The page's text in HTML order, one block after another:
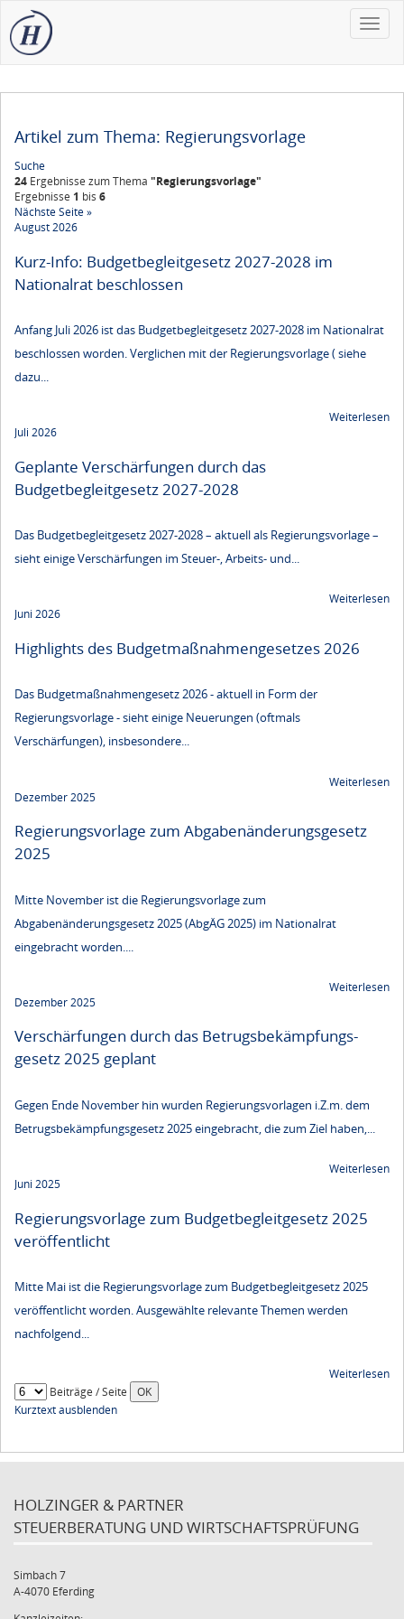
Toggle
Artikel zum Thema: Regierungsvorlage
Suche
24 Ergebnisse zum Thema "Regierungsvorlage"
Ergebnisse 1 bis 6
Nächste Seite »
August 2026
Kurz-Info: Budgetbegleitgesetz 2027-2028 im
Nationalrat beschlossen
Anfang Juli 2026 ist das Budgetbegleitgesetz 2027-2028 im Nationalrat
beschlossen worden. Verglichen mit der Regierungsvorlage ( siehe
dazu...
Weiterlesen
Juli 2026
Geplante Verschärfungen durch das
Budgetbegleitgesetz 2027-2028
Das Budgetbegleitgesetz 2027-2028 – aktuell als Regierungsvorlage –
sieht einige Verschärfungen im Steuer-, Arbeits- und...
Weiterlesen
Juni 2026
Highlights des Budgetmaßnahmen​­gesetzes 2026
Das Budgetmaßnahmengesetz 2026 - aktuell in Form der
Regierungsvorlage - sieht einige Neuerungen (oftmals
Verschärfungen), insbesondere...
Weiterlesen
Dezember 2025
Regierungsvorlage zum Abgaben­änderungs­gesetz
2025
Mitte November ist die Regierungsvorlage zum
Abgabenänderungsgesetz 2025 (AbgÄG 2025) im Nationalrat
eingebracht worden....
Weiterlesen
Dezember 2025
Verschärfungen durch das Betrugs­bekämpfungs­
gesetz 2025 geplant
Gegen Ende November hin wurden Regierungsvorlagen i.Z.m. dem
Betrugsbekämpfungsgesetz 2025 eingebracht, die zum Ziel haben,...
Weiterlesen
Juni 2025
Regierungsvorlage zum Budgetbegleitgesetz 2025
veröffentlicht
Mitte Mai ist die Regierungsvorlage zum Budgetbegleitgesetz 2025
veröffentlicht worden. Ausgewählte relevante Themen werden
nachfolgend...
Weiterlesen
Beiträge / Seite
Kurztext ausblenden
HOLZINGER & PARTNER
STEUERBERATUNG UND WIRTSCHAFTSPRÜFUNG
Simbach 7
A-4070 Eferding